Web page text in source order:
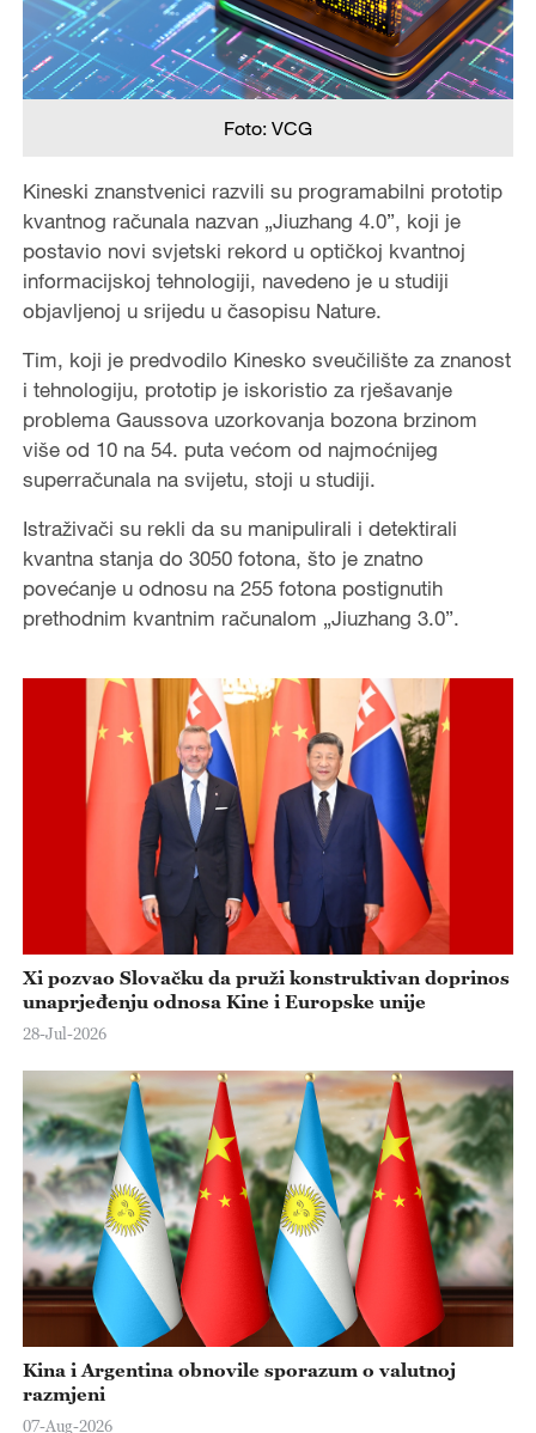
Foto: VCG
Kineski znanstvenici razvili su programabilni prototip
kvantnog računala nazvan „Jiuzhang 4.0”, koji je
postavio novi svjetski rekord u optičkoj kvantnoj
informacijskoj tehnologiji, navedeno je u studiji
objavljenoj u srijedu u časopisu Nature.
Tim, koji je predvodilo Kinesko sveučilište za znanost
i tehnologiju, prototip je iskoristio za rješavanje
problema Gaussova uzorkovanja bozona brzinom
više od 10 na 54. puta većom od najmoćnijeg
superračunala na svijetu, stoji u studiji.
Istraživači su rekli da su manipulirali i detektirali
kvantna stanja do 3050 fotona, što je znatno
povećanje u odnosu na 255 fotona postignutih
prethodnim kvantnim računalom „Jiuzhang 3.0”.
Xi pozvao Slovačku da pruži konstruktivan doprinos
unaprjeđenju odnosa Kine i Europske unije
28-Jul-2026
Kina i Argentina obnovile sporazum o valutnoj
razmjeni
07-Aug-2026